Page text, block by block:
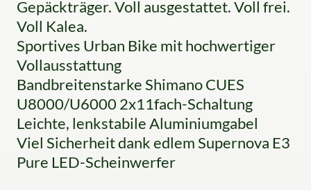
Gepäckträger. Voll ausgestattet. Voll frei.
Voll Kalea.
Sportives Urban Bike mit hochwertiger
Vollausstattung
Bandbreitenstarke Shimano CUES
U8000/U6000 2x11fach-Schaltung
Leichte, lenkstabile Aluminiumgabel
Viel Sicherheit dank edlem Supernova E3
Pure LED-Scheinwerfer